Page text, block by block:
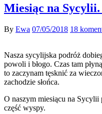
Miesiąc na
By Ewa 07/05/2018 18
Nasza sycylijska podróż
powoli i błogo. Czas tam
to zaczynam tęsknić za
zachodzie słońca.
O naszym miesiącu na Sycylii
część wyspy.